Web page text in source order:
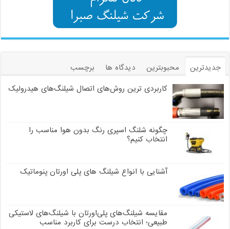
جدیدترین محبوبترین دیدگاه ها
برچسب
کاربردی ترین روش‌های اتصال شیلنگ‌های هیدرولیک
چگونه شلنگ اسپری رنگ بدون هوا مناسب را
انتخاب کنیم؟
آشنایی با انواع شیلنگ های پلی اورتان پنوماتیک
مقایسه شیلنگ‌های پلی‌اورتان با شیلنگ‌های لاستیکی
طبیعی؛ انتخاب درست برای کاربرد مناسب